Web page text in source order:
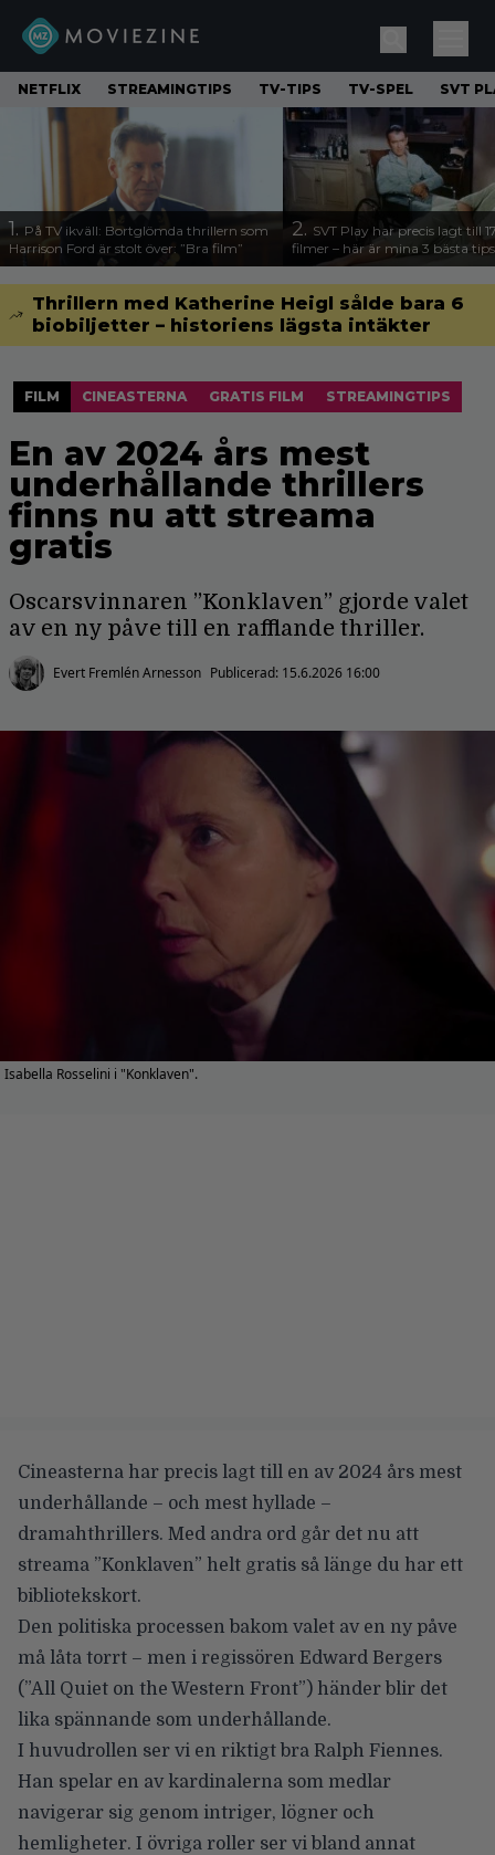
NETFLIX STREAMINGTIPS TV-TIPS TV-SPEL SVT
1. På TV ikväll: Bortglömda thrillern som
Harrison Ford är stolt över: ”Bra film”
2. SVT Play har precis lagt till
filmer – här är mina 3 bästa tips
Thrillern med Katherine Heigl sålde bara 6
biobiljetter – historiens lägsta intäkter
FILM CINEASTERNA GRATIS FILM STREAMINGTIPS
En av 2024 års mest
underhållande thrillers
finns nu att streama
gratis
Oscarsvinnaren ”Konklaven” gjorde valet
av en ny påve till en rafflande thriller.
Evert Fremlén Arnesson Publicerad: 15.6.2026 16:00
Isabella Rosselini i "Konklaven".
Cineasterna har precis lagt till en av 2024 års mest
underhållande – och mest hyllade –
dramahthrillers. Med andra ord går det nu att
streama ”Konklaven” helt gratis så länge du har ett
bibliotekskort.
Den politiska processen bakom valet av en ny påve
må låta torrt – men i regissören Edward Bergers
(”All Quiet on the Western Front”) händer blir det
lika spännande som underhållande.
I huvudrollen ser vi en riktigt bra Ralph Fiennes.
Han spelar en av kardinalerna som medlar
navigerar sig genom intriger, lögner och
hemligheter. I övriga roller ser vi bland annat